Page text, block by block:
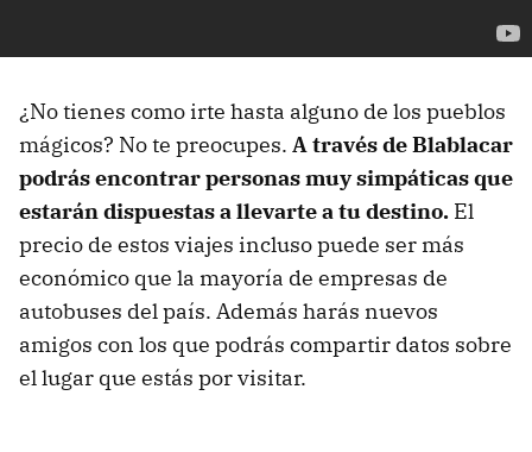
¿No tienes como irte hasta alguno de los pueblos
mágicos? No te preocupes. A través de Blablacar
podrás encontrar personas muy simpáticas que
estarán dispuestas a llevarte a tu destino. El
precio de estos viajes incluso puede ser más
económico que la mayoría de empresas de
autobuses del país. Además harás nuevos
amigos con los que podrás compartir datos sobre
el lugar que estás por visitar.